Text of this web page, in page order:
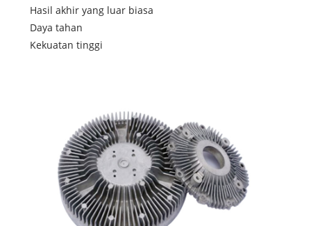
Hasil akhir yang luar biasa
Daya tahan
Kekuatan tinggi